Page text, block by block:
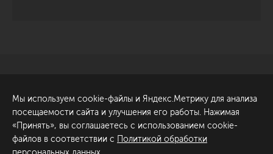
Обсудить проект
ул. Академика Павлова, 6
к1
+7 (812) 200-95-55
Мы используем cookie-файлы и Яндекс.Метрику для анализа
посещаемости сайта и улучшения его работы. Нажимая
«Принять», вы соглашаетесь с использованием cookie-
файлов в соответствии с Политикой обработки